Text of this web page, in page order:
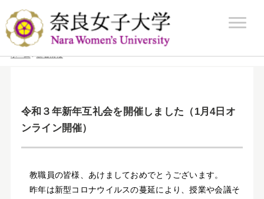
ホーム/新着情報
令和３年新年互礼会を開催しました（1月4日オ
ンライン開催）
教職員の皆様、あけましておめでとうございます。
昨年は新型コロナウイルスの蔓延により、授業や会議そ